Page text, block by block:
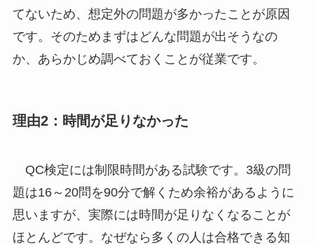
てないため、想定外の問題が多かったことが原因
です。そのためまずはどんな問題が出そうなの
か、あらかじめ調べておくことが従業です。
理由2：時間が足りなかった
QC検定には制限時間がある試験です。3級の問
題は16～20問を90分で解くため余裕があるように
思いますが、実際には時間が足りなくなることが
ほとんどです。なぜなら多くの人は合格できる知